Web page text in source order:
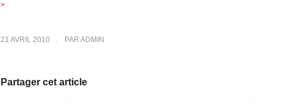
>
21 AVRIL 2010 / PAR ADMIN
Partager cet article